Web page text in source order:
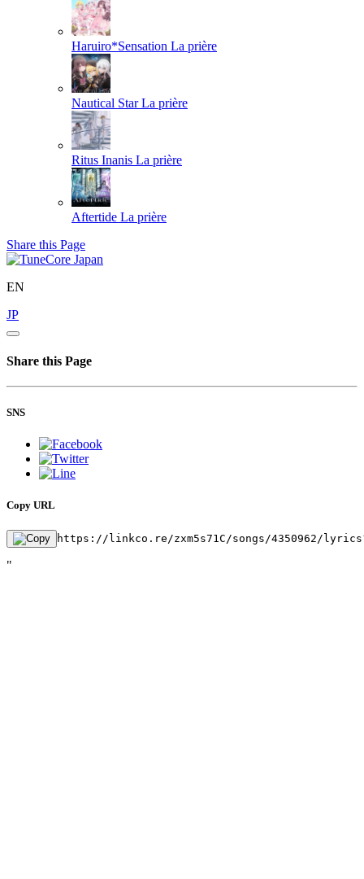
Haruiro*Sensation La prière
Nautical Star La prière
Ritus Inanis La prière
Aftertide La prière
Share this Page
EN
JP
Share this Page
SNS
Copy URL
https://linkco.re/zxm5s71C/songs/4350962/
"